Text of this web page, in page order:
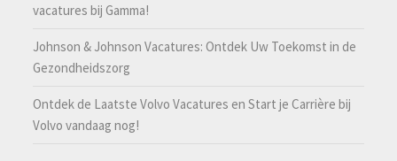
vacatures bij Gamma!
Johnson & Johnson Vacatures: Ontdek Uw Toekomst in de
Gezondheidszorg
Ontdek de Laatste Volvo Vacatures en Start je Carrière bij
Volvo vandaag nog!